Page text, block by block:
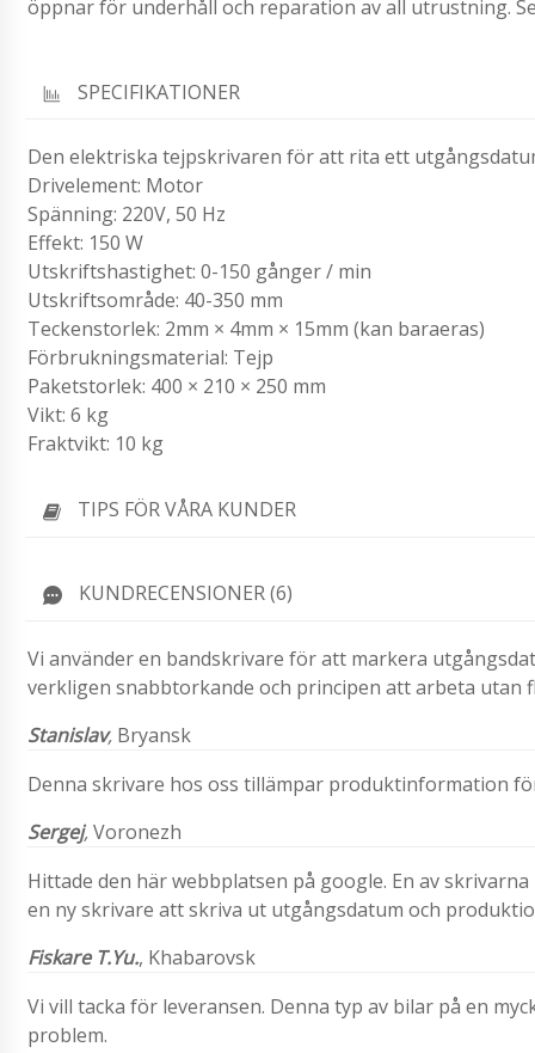
öppnar för underhåll och reparation av all utrustning.
SPECIFIKATIONER
Den elektriska tejpskrivaren för att rita ett
Drivelement: Motor
Spänning: 220V, 50 Hz
Effekt: 150 W
Utskriftshastighet: 0-150 gånger / min
Utskriftsområde: 40-350 mm
Teckenstorlek: 2mm × 4mm × 15mm (kan baraeras)
Förbrukningsmaterial: Tejp
Paketstorlek: 400 × 210 × 250 mm
Vikt: 6 kg
Fraktvikt: 10 kg
TIPS FÖR VÅRA KUNDER
KUNDRECENSIONER (6)
Vi använder en bandskrivare för att markera
verkligen snabbtorkande och principen att arbeta utan
Stanislav, Bryansk
Denna skrivare hos oss tillämpar produktinformation
Sergej,Voronezh
Hittade den här webbplatsen på google. En av
en ny skrivare att skriva ut utgångsdatum och
FiskareT.Yu., Khabarovsk
Vi vill tacka för leveransen. Denna typ av bilar på en
problem.